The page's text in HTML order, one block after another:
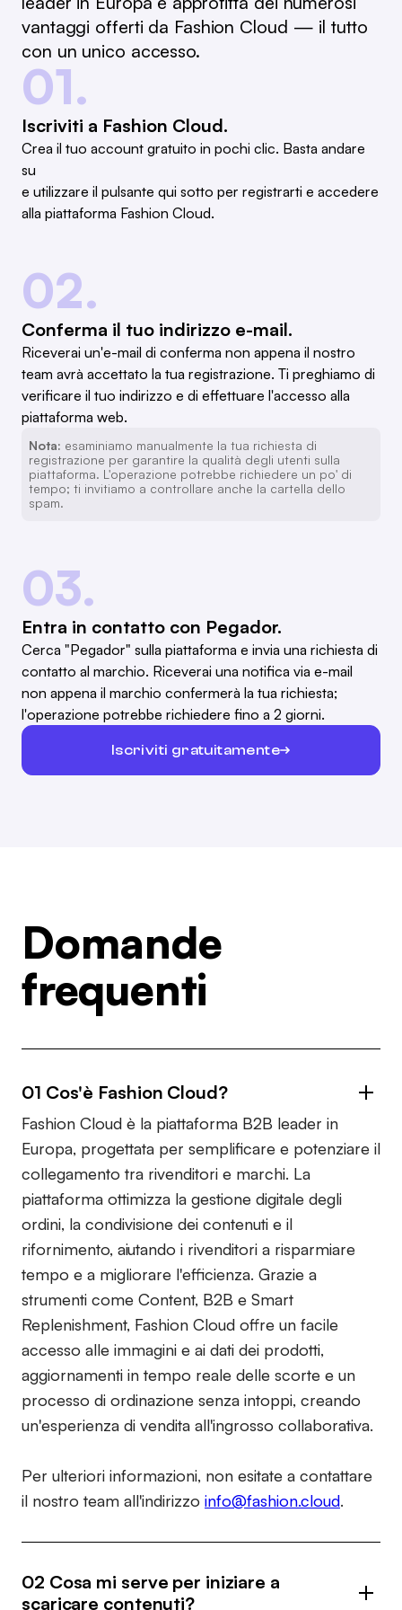
vantaggi offerti da Fashion Cloud — il tutto
con un unico accesso.
01.
Iscriviti a Fashion Cloud.
Crea il tuo account gratuito in pochi clic. Basta andare
su
e utilizzare il pulsante qui sotto per registrarti e accedere
alla piattaforma Fashion Cloud.
02.
Conferma il tuo indirizzo e-mail.
Riceverai un'e-mail di conferma non appena il nostro
team avrà accettato la tua registrazione. Ti preghiamo di
verificare il tuo indirizzo e di effettuare l'accesso alla
piattaforma web.
Nota: esaminiamo manualmente la tua richiesta di
registrazione per garantire la qualità degli utenti sulla
piattaforma. L'operazione potrebbe richiedere un po' di
tempo; ti invitiamo a controllare anche la cartella dello
spam.
03.
Entra in contatto con Pegador.
Cerca "Pegador" sulla piattaforma e invia una richiesta di
contatto al marchio. Riceverai una notifica via e-mail
non appena il marchio confermerà la tua richiesta;
l'operazione potrebbe richiedere fino a 2 giorni.
Iscriviti gratuitamente
Domande
frequenti
01 Cos'è Fashion Cloud?
Fashion Cloud è la piattaforma B2B leader in
Europa, progettata per semplificare e potenziare il
collegamento tra rivenditori e marchi. La
piattaforma ottimizza la gestione digitale degli
ordini, la condivisione dei contenuti e il
rifornimento, aiutando i rivenditori a risparmiare
tempo e a migliorare l'efficienza. Grazie a
strumenti come Content, B2B e Smart
Replenishment, Fashion Cloud offre un facile
accesso alle immagini e ai dati dei prodotti,
aggiornamenti in tempo reale delle scorte e un
processo di ordinazione senza intoppi, creando
un'esperienza di vendita all'ingrosso collaborativa.
Per ulteriori informazioni, non esitate a contattare
il nostro team all'indirizzo info@fashion.cloud.
02 Cosa mi serve per iniziare a
scaricare contenuti?